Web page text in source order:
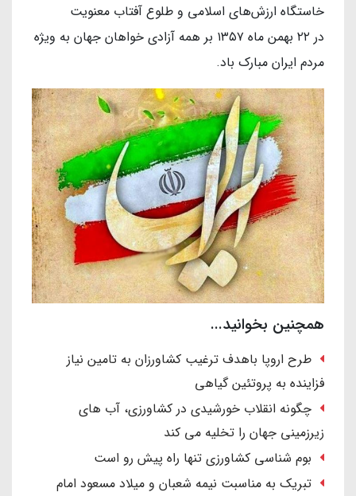
خاستگاه ارزش‌های اسلامی و طلوع آفتاب معنویت
در ۲۲ بهمن ماه ۱۳۵۷ بر همه آزادی خواهان جهان به ویژه
مردم ایران مبارک باد.
همچنین بخوانید...
طرح اروپا باهدف ترغیب کشاورزان به تامین نیاز
فزاینده به پروتئین گیاهی
چگونه انقلاب خورشیدی در کشاورزی، آب های
زیرزمینی جهان را تخلیه می کند
بوم شناسی کشاورزی تنها راه پیش رو است
تبریک به مناسبت نیمه شعبان و میلاد مسعود امام